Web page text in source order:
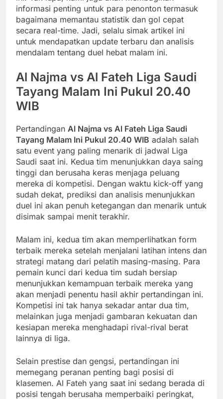
informasi penting untuk para penonton termasuk
bagaimana memantau statistik dan gol cepat
secara real-time. Jadi, selalu simak artikel ini
untuk mendapatkan update terbaru dan analisis
mendalam tentang duel hebat malam ini.
Al Najma vs Al Fateh Liga Saudi
Tayang Malam Ini Pukul 20.40
WIB
Pertandingan Al Najma vs Al Fateh Liga Saudi
Tayang Malam Ini Pukul 20.40 WIB adalah salah
satu event yang paling menarik di jadwal Liga
Saudi saat ini. Kedua tim menunjukkan daya saing
tinggi dan berusaha keras menjaga peluang
mereka di kompetisi. Dengan waktu kick-off yang
sudah dekat, prediksi dan analisis menunjukkan
duel ini akan penuh ketegangan dan menarik untuk
disimak sampai menit terakhir.
Malam ini, kedua tim akan memperlihatkan form
terbaik mereka setelah menjalani latihan intens dan
strategi matang dari pelatih masing-masing. Para
pemain kunci dari kedua tim sudah bersiap
menunjukkan kemampuan terbaik mereka yang
akan menjadi penentu hasil akhir pertandingan ini.
Kompetisi ini tak hanya sekadar antar dua tim,
melainkan juga menjadi gambaran kekuatan dan
kesiapan mereka menghadapi rival-rival berat
lainnya di liga.
Selain prestise dan gengsi, pertandingan ini
memegang peranan penting bagi posisi di
klasemen. Al Fateh yang saat ini sedang berada di
posisi tengah berusaha memperbaiki peringkat,